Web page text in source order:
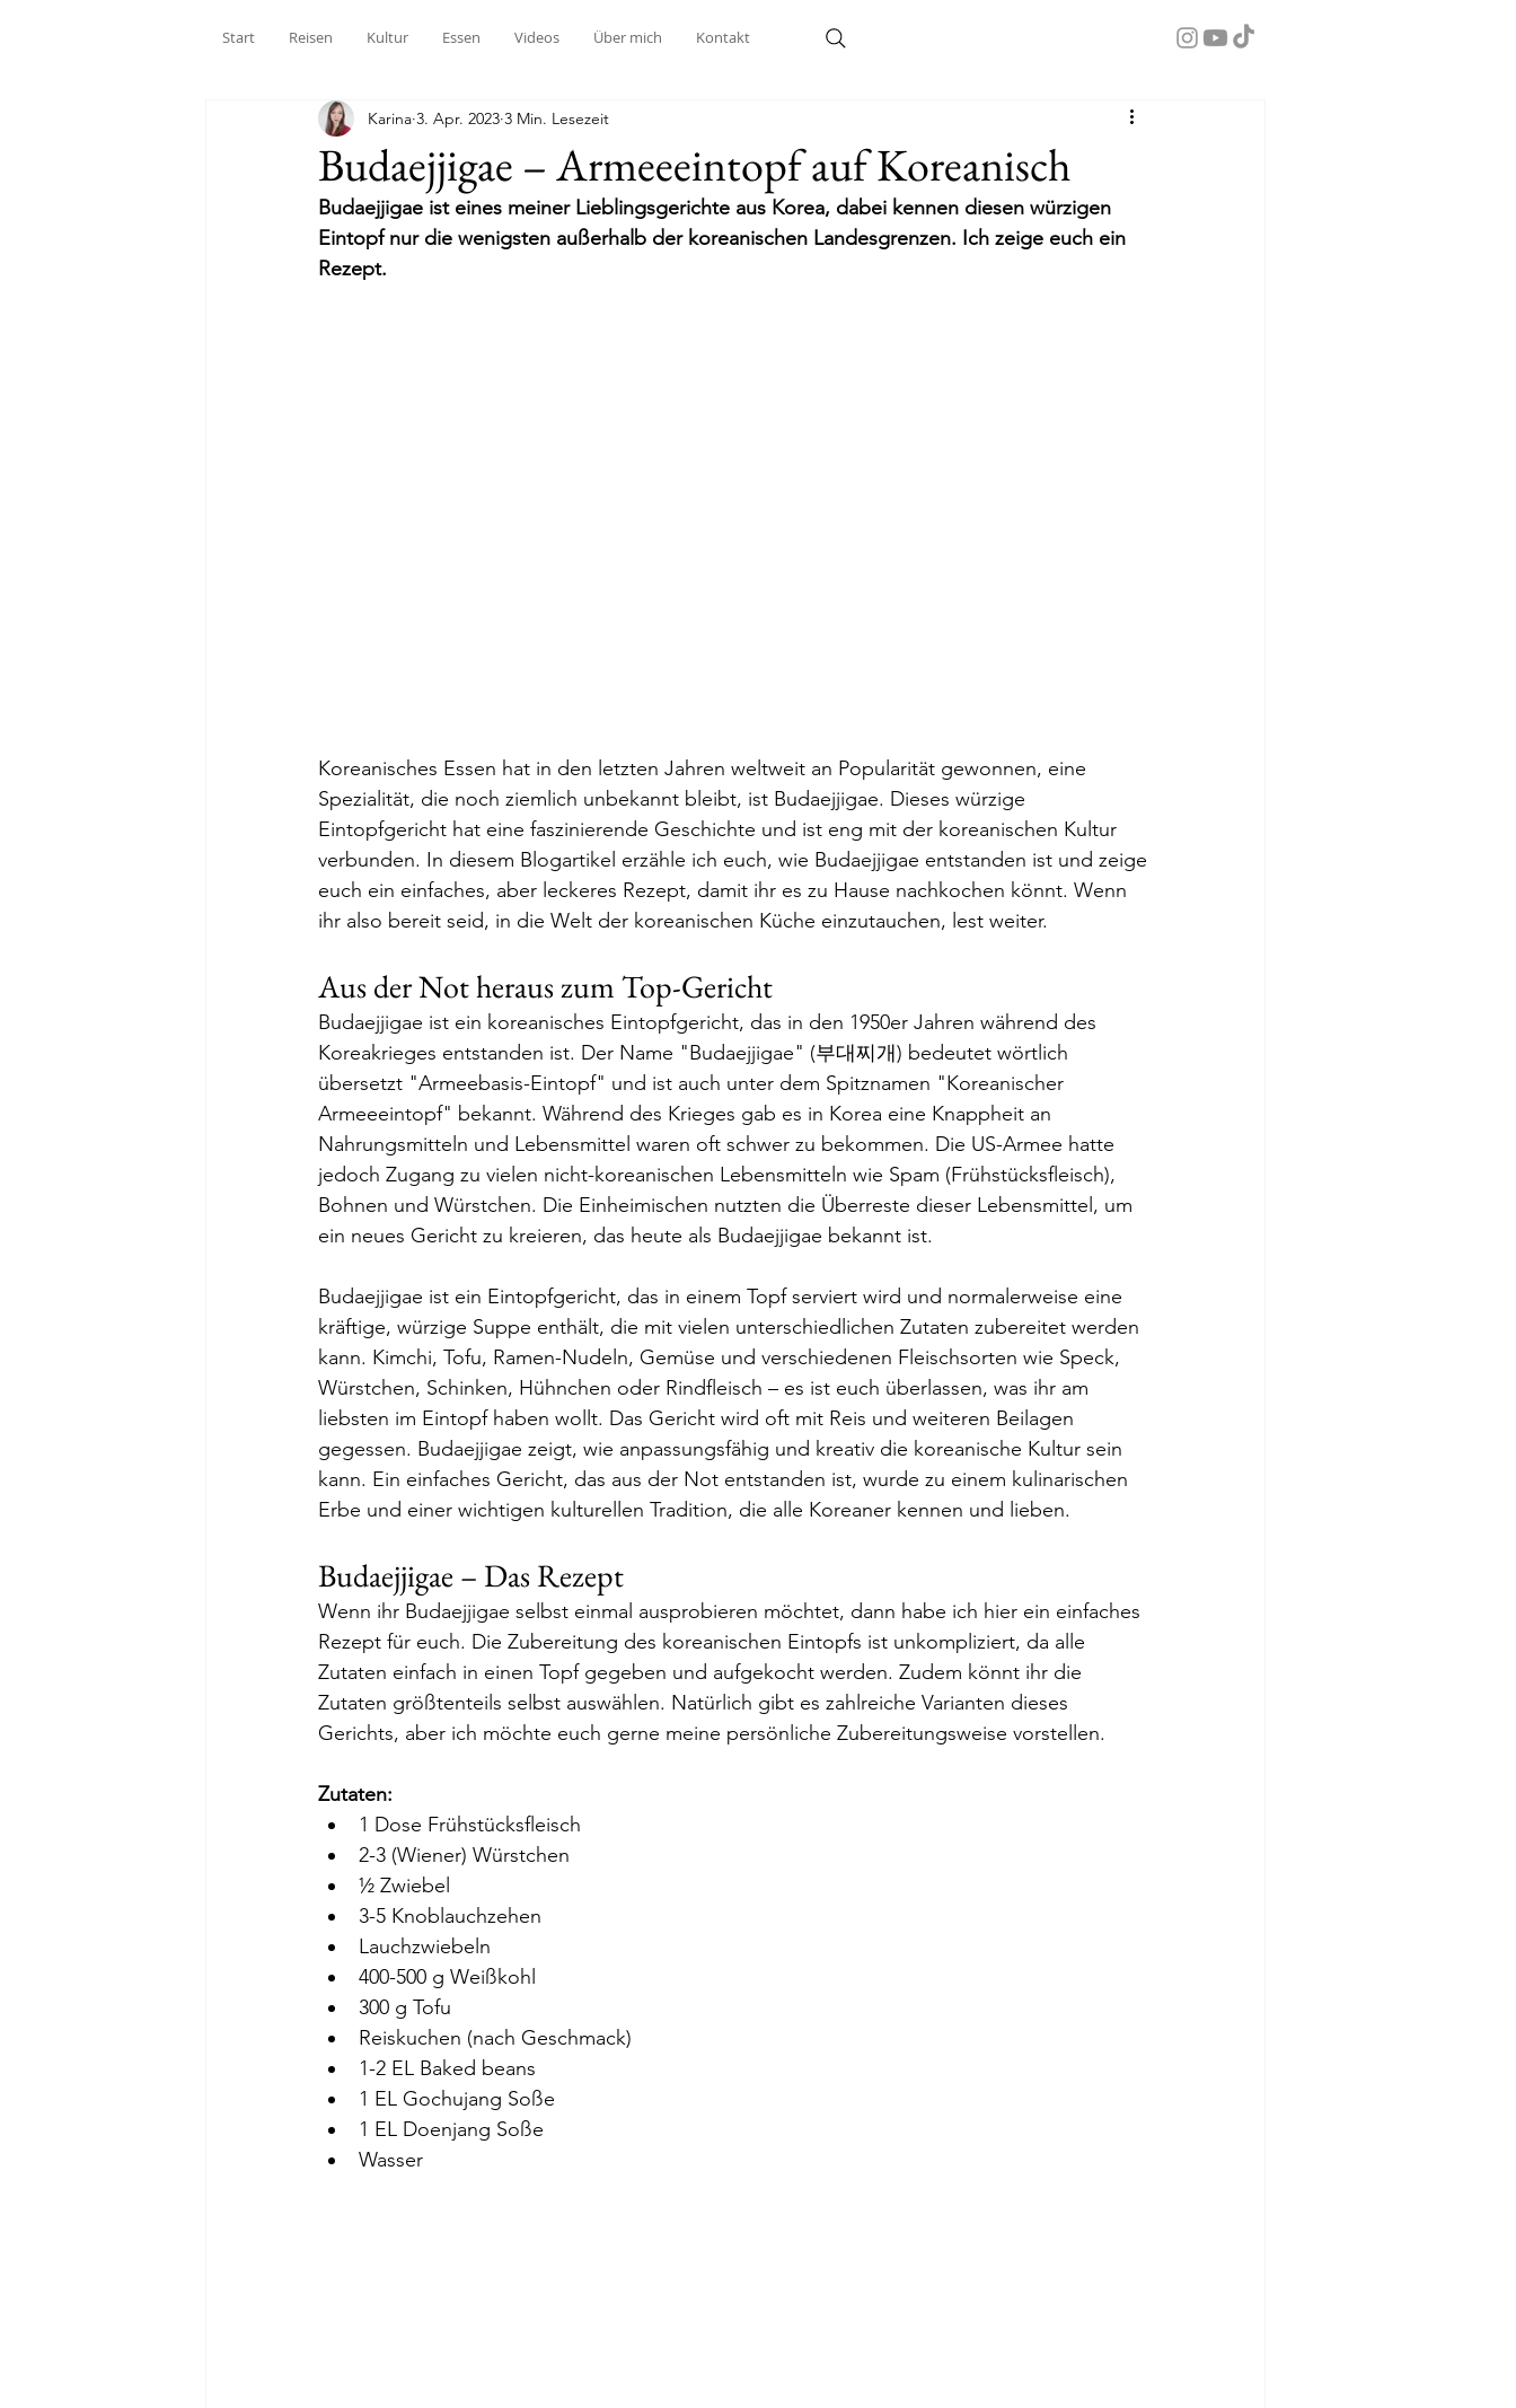
Start Reisen Kultur Essen Videos Über mich Kontakt
Budaejjigae – Armeeeintopf auf Koreanisch
Karina 3. Apr. 2023 3 Min. Lesezeit
Budaejjigae ist eines meiner Lieblingsgerichte aus Korea, dabei kennen diesen würzigen
Eintopf nur die wenigsten außerhalb der koreanischen Landesgrenzen. Ich zeige euch ein
Rezept.
Koreanisches Essen hat in den letzten Jahren weltweit an Popularität gewonnen, eine
Spezialität, die noch ziemlich unbekannt bleibt, ist Budaejjigae. Dieses würzige
Eintopfgericht hat eine faszinierende Geschichte und ist eng mit der koreanischen Kultur
verbunden. In diesem Blogartikel erzähle ich euch, wie Budaejjigae entstanden ist und zeige
euch ein einfaches, aber leckeres Rezept, damit ihr es zu Hause nachkochen könnt. Wenn
ihr also bereit seid, in die Welt der koreanischen Küche einzutauchen, lest weiter.
Aus der Not heraus zum Top-Gericht
Budaejjigae ist ein koreanisches Eintopfgericht, das in den 1950er Jahren während des
Koreakrieges entstanden ist. Der Name "Budaejjigae" (부대찌개) bedeutet wörtlich
übersetzt "Armeebasis-Eintopf" und ist auch unter dem Spitznamen "Koreanischer
Armeeeintopf" bekannt. Während des Krieges gab es in Korea eine Knappheit an
Nahrungsmitteln und Lebensmittel waren oft schwer zu bekommen. Die US-Armee hatte
jedoch Zugang zu vielen nicht-koreanischen Lebensmitteln wie Spam (Frühstücksfleisch),
Bohnen und Würstchen. Die Einheimischen nutzten die Überreste dieser Lebensmittel, um
ein neues Gericht zu kreieren, das heute als Budaejjigae bekannt ist.
Budaejjigae ist ein Eintopfgericht, das in einem Topf serviert wird und normalerweise eine
kräftige, würzige Suppe enthält, die mit vielen unterschiedlichen Zutaten zubereitet werden
kann. Kimchi, Tofu, Ramen-Nudeln, Gemüse und verschiedenen Fleischsorten wie Speck,
Würstchen, Schinken, Hühnchen oder Rindfleisch – es ist euch überlassen, was ihr am
liebsten im Eintopf haben wollt. Das Gericht wird oft mit Reis und weiteren Beilagen
gegessen. Budaejjigae zeigt, wie anpassungsfähig und kreativ die koreanische Kultur sein
kann. Ein einfaches Gericht, das aus der Not entstanden ist, wurde zu einem kulinarischen
Erbe und einer wichtigen kulturellen Tradition, die alle Koreaner kennen und lieben.
Budaejjigae – Das Rezept
Wenn ihr Budaejjigae selbst einmal ausprobieren möchtet, dann habe ich hier ein einfaches
Rezept für euch. Die Zubereitung des koreanischen Eintopfs ist unkompliziert, da alle
Zutaten einfach in einen Topf gegeben und aufgekocht werden. Zudem könnt ihr die
Zutaten größtenteils selbst auswählen. Natürlich gibt es zahlreiche Varianten dieses
Gerichts, aber ich möchte euch gerne meine persönliche Zubereitungsweise vorstellen.
Zutaten:
1 Dose Frühstücksfleisch
2-3 (Wiener) Würstchen
½ Zwiebel
3-5 Knoblauchzehen
Lauchzwiebeln
400-500 g Weißkohl
300 g Tofu
Reiskuchen (nach Geschmack)
1-2 EL Baked beans
1 EL Gochujang Soße
1 EL Doenjang Soße
Wasser